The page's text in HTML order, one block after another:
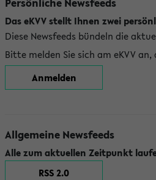
Das eKVV stellt Ihnen zwei
Diese Newsfeeds bündeln die
Bitte melden Sie sich am eKVV
Anmelden
Allgemeine Newsfeeds
Alle zum aktuellen Zeitpunkt
RSS 2.0